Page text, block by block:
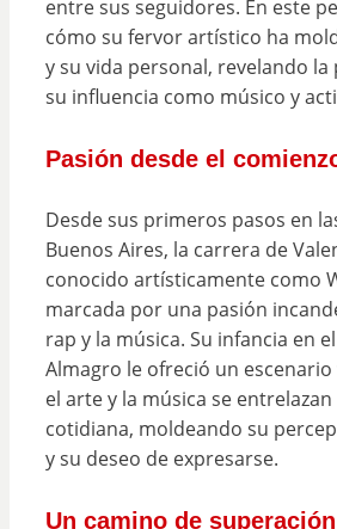
entre sus seguidores. En este
cómo su fervor artístico ha
y su vida personal, revelando
su influencia como músico y
Pasión desde el
Desde sus primeros pasos en
Buenos Aires, la carrera de
conocido artísticamente como
marcada por una pasión
rap y la música. Su infancia en
Almagro le ofreció un
el arte y la música se
cotidiana, moldeando su
y su deseo de expresarse.
Un camino de